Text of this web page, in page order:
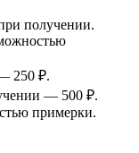
получении.
250 ₽.
— 500 ₽.
примерки.